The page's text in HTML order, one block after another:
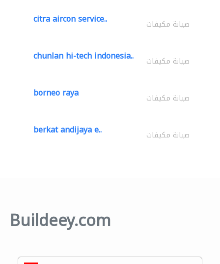
citra aircon service.. صيانة مكيفات
chunlan hi-tech indonesia.. صيانة مكيفات
borneo raya صيانة مكيفات
berkat andijaya e.. صيانة مكيفات
Buildeey.com